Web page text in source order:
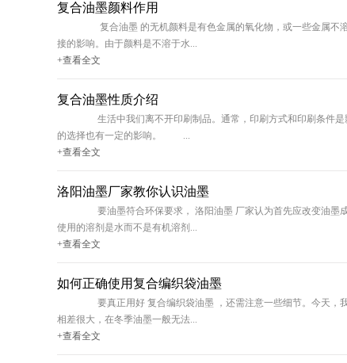
复合油墨颜料作用
复合油墨 的无机颜料是有色金属的氧化物，或一些金属不溶性
接的影响。由于颜料是不溶于水...
+查看全文
复合油墨性质介绍
生活中我们离不开印刷制品。通常，印刷方式和印刷条件是影响
的选择也有一定的影响。 ...
+查看全文
洛阳油墨厂家教你认识油墨
要油墨符合环保要求， 洛阳油墨 厂家认为首先应改变油墨成
使用的溶剂是水而不是有机溶剂...
+查看全文
如何正确使用复合编织袋油墨
要真正用好 复合编织袋油墨 ，还需注意一些细节。今天，我们
相差很大，在冬季油墨一般无法...
+查看全文